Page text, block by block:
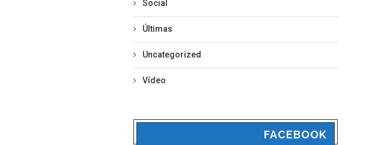
Social
Últimas
Uncategorized
Vídeo
FACEBOOK